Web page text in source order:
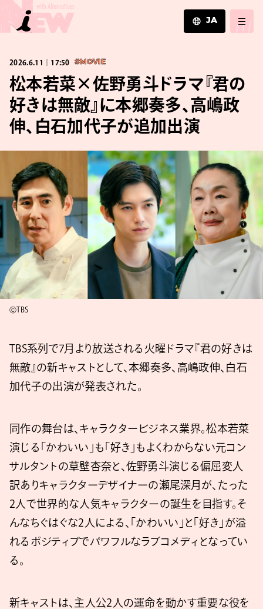
JA
ZH
2026.6.11｜17:50 #MOVIE
松本若菜×佐野勇斗ドラマ『君の
好きは無敵』に本郷奏多、高嶋政
伸、白石加代子が追加出演
ⒸTBS
TBS系列で7月より放送される火曜ドラマ『君の好きは
無敵』の新キャストとして、本郷奏多、高嶋政伸、白石
加代子の出演が発表された。
同作の舞台は、キャラクタービジネス業界。松本若菜
演じる「かわいい」も「好き」もよくわからない元コン
サルタントの草壁杏奈と、佐野勇斗演じる偏屈変人
訳ありキャラクターデザイナーの瀬尾深月が、たった
2人で世界的な人気キャラクターの誕生を目指す。そ
んなちぐはぐな2人による、「かわいい」と「好き」が溢
れるポジティブでパワフルなラブコメディとなってい
る。
新キャストは、主人公2人の運命を動かす重要な役を